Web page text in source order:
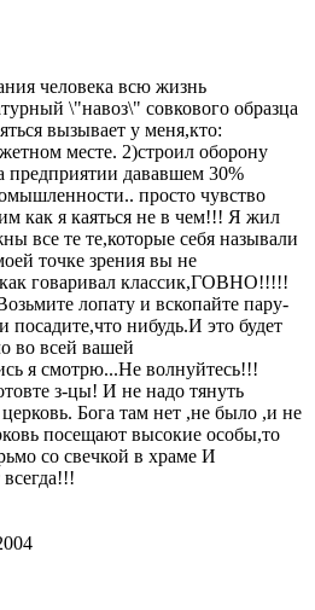
человека всю жизнь
\"навоз\" совкового образца
вызывает у меня,кто:
месте. 2)строил оборону
предприятии дававшем 30%
просто чувство
как я каяться не в чем!!! Я жил
все те те,которые себя называли
точке зрения вы не
говаривал классик,ГОВНО!!!!!
лопату и вскопайте пару-
посадите,что нибудь.И это будет
во всей вашей
я смотрю...Не волнуйтесь!!!
з-цы! И не надо тянуть
церковь. Бога там нет ,не было ,и не
посещают высокие особы,то
со свечкой в храме И
всегда!!!